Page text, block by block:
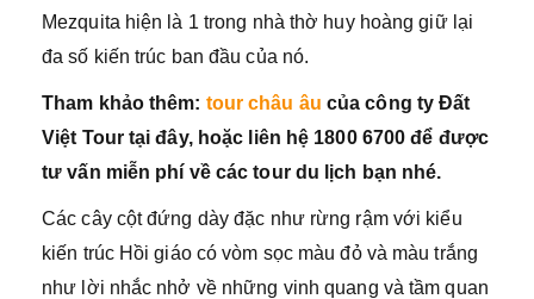
Mezquita hiện là 1 trong nhà thờ huy hoàng giữ lại
đa số kiến trúc ban đầu của nó.
Tham khảo thêm: tour châu âu của công ty Đất
Việt Tour tại đây, hoặc liên hệ 1800 6700 để được
tư vấn miễn phí về các tour du lịch bạn nhé.
Các cây cột đứng dày đặc như rừng rậm với kiểu
kiến trúc Hồi giáo có vòm sọc màu đỏ và màu trắng
như lời nhắc nhở về những vinh quang và tầm quan